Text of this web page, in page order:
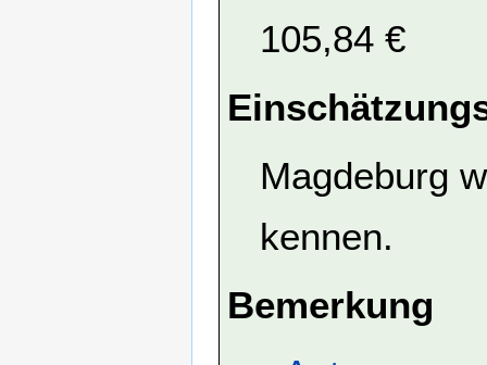
105,84 €
Magdeburg
kennen.
Bemerkung